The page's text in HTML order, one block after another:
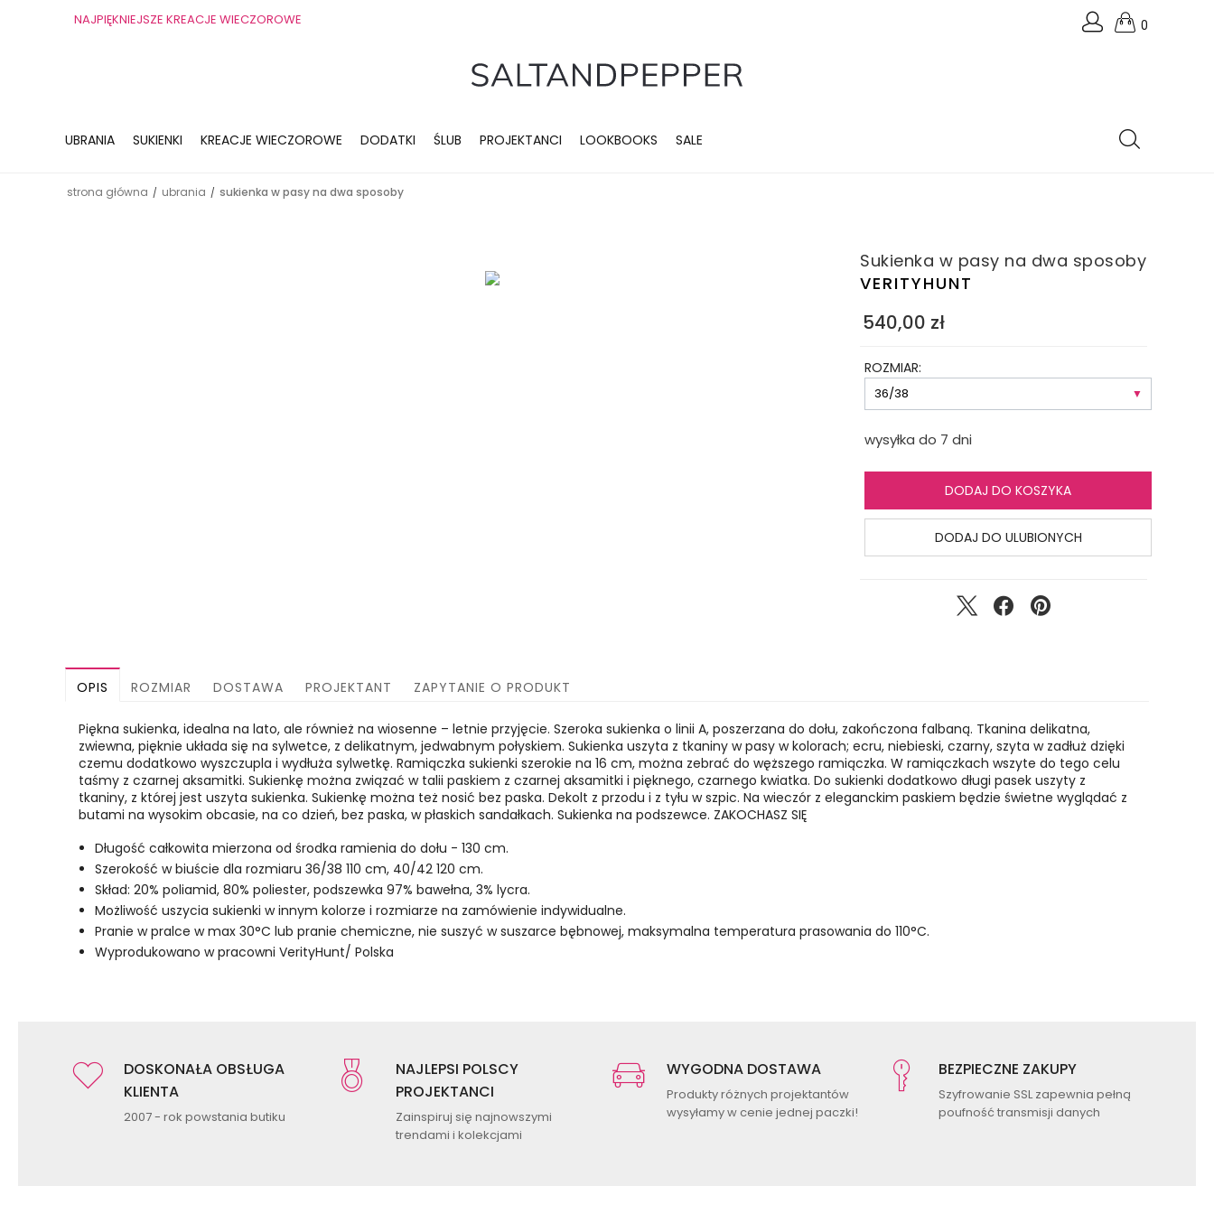
NAJPIĘKNIEJSZE KREACJE WIECZOROWE 0
UBRANIA SUKIENKI KREACJE WIECZOROWE DODATKI ŚLUB PROJEKTANCI LOOKBOOKS SALE
strona główna / ubrania / sukienka w pasy na dwa sposoby
Sukienka w pasy na dwa sposoby
VERITYHUNT
540,00 zł
ROZMIAR:
wysyłka do 7 dni
DODAJ DO KOSZYKA
DODAJ DO ULUBIONYCH
OPIS ROZMIAR DOSTAWA PROJEKTANT ZAPYTANIE O PRODUKT
Piękna sukienka, idealna na lato, ale również na wiosenne – letnie przyjęcie. Szeroka sukienka o linii A, poszerzana do dołu, zakończona falbaną. Tkanina delikatna,
zwiewna, pięknie układa się na sylwetce, z delikatnym, jedwabnym połyskiem. Sukienka uszyta z tkaniny w pasy w kolorach; ecru, niebieski, czarny, szyta w zadłuż dzięki
czemu dodatkowo wyszczupla i wydłuża sylwetkę. Ramiączka sukienki szerokie na 16 cm, można zebrać do węższego ramiączka. W ramiączkach wszyte do tego celu
taśmy z czarnej aksamitki. Sukienkę można związać w talii paskiem z czarnej aksamitki i pięknego, czarnego kwiatka. Do sukienki dodatkowo długi pasek uszyty z
tkaniny, z której jest uszyta sukienka. Sukienkę można też nosić bez paska. Dekolt z przodu i z tyłu w szpic. Na wieczór z eleganckim paskiem będzie świetne wyglądać z
butami na wysokim obcasie, na co dzień, bez paska, w płaskich sandałkach. Sukienka na podszewce. ZAKOCHASZ SIĘ
Długość całkowita mierzona od środka ramienia do dołu - 130 cm.
Szerokość w biuście dla rozmiaru 36/38 110 cm, 40/42 120 cm.
Skład: 20% poliamid, 80% poliester, podszewka 97% bawełna, 3% lycra.
Możliwość uszycia sukienki w innym kolorze i rozmiarze na zamówienie indywidualne.
Pranie w pralce w max 30°C lub pranie chemiczne, nie suszyć w suszarce bębnowej, maksymalna temperatura prasowania do 110°C.
Wyprodukowano w pracowni VerityHunt/ Polska
DOSKONAŁA OBSŁUGA
KLIENTA
2007 - rok powstania butiku
NAJLEPSI POLSCY
PROJEKTANCI
Zainspiruj się najnowszymi
trendami i kolekcjami
WYGODNA DOSTAWA
Produkty różnych projektantów
wysyłamy w cenie jednej paczki!
BEZPIECZNE ZAKUPY
Szyfrowanie SSL zapewnia pełną
poufność transmisji danych